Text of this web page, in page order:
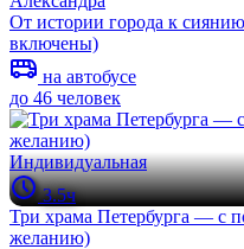
От истории города к
включены)
на автобусе
до 46 человек
Индивидуальная
3.5ч
Три храма Петербурга — с
желанию)